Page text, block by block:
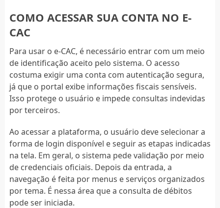
COMO ACESSAR SUA CONTA NO E-
CAC
Para usar o e-CAC, é necessário entrar com um meio
de identificação aceito pelo sistema. O acesso
costuma exigir uma conta com autenticação segura,
já que o portal exibe informações fiscais sensíveis.
Isso protege o usuário e impede consultas indevidas
por terceiros.
Ao acessar a plataforma, o usuário deve selecionar a
forma de login disponível e seguir as etapas indicadas
na tela. Em geral, o sistema pede validação por meio
de credenciais oficiais. Depois da entrada, a
navegação é feita por menus e serviços organizados
por tema. É nessa área que a consulta de débitos
pode ser iniciada.